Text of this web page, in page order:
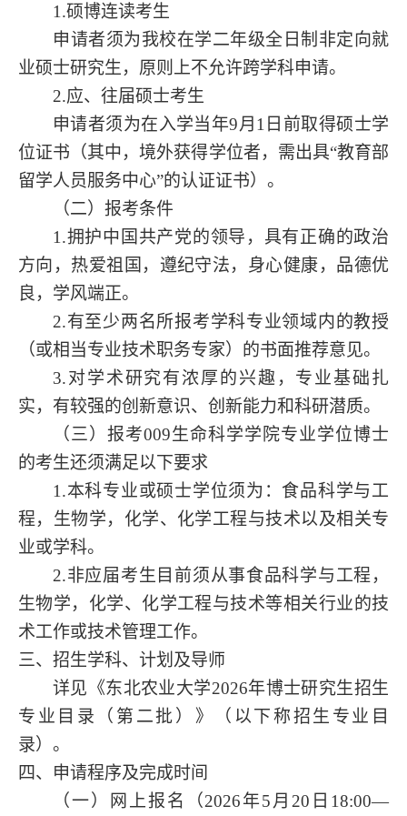
1 .硕博连读考生
申请者须为我校在学二年级全日制非定向就
业硕士研究生，原则上不允许跨学科申请。
2.应、往届硕士考生
申请者须为在入学当年9月1日前取得硕士学
位证书（其中，境外获得学位者，需出具“教育部
留学人员服务中心”的认证证书）。
（二）报考条件
1.拥护中国共产党的领导，具有正确的政治
方向，热爱祖国，遵纪守法，身心健康，品德优
良，学风端正。
2.有至少两名所报考学科专业领域内的教授
（或相当专业技术职务专家）的书面推荐意见。
3.对学术研究有浓厚的兴趣，专业基础扎
实，有较强的创新意识、创新能力和科研潜质。
（三） 报考009生命科学学院专业学位博士
的考生还须满足以下要求
1.本科专业或硕士学位须为：食品科学与工
程，生物学，化学、化学工程与技术以及相关专
业或学科。
2.非应届考生目前须从事食品科学与工程，
生物学，化学、化学工程与技术等相关行业的技
术工作或技术管理工作。
三、招生学科、计划及导师
详见 《东北农业大学2026年博士研究生招生
专业目录（第二批）》
（以下称招生专业目
录）。
四、申请程序及完成时间
（一）网上报名
（2026年5 月 20 日 18:00—